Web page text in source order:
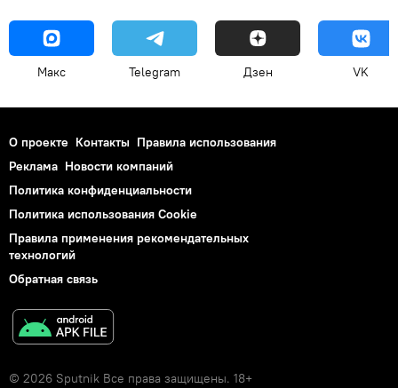
Макс Telegram Дзен VK
О проекте Контакты Правила использования
Реклама Новости компаний
Политика конфиденциальности
Политика использования Cookie
Правила применения рекомендательных
технологий
Обратная связь
© 2026 Sputnik Все права защищены. 18+